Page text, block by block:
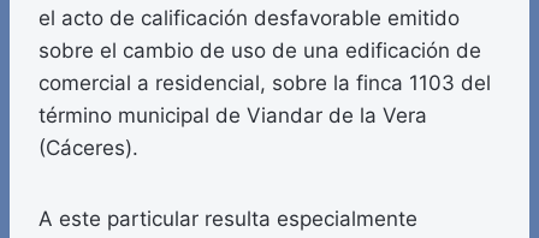
el acto de calificación desfavorable emitido
sobre el cambio de uso de una edificación de
comercial a residencial, sobre la finca 1103 del
término municipal de Viandar de la Vera
(Cáceres).
A este particular resulta especialmente